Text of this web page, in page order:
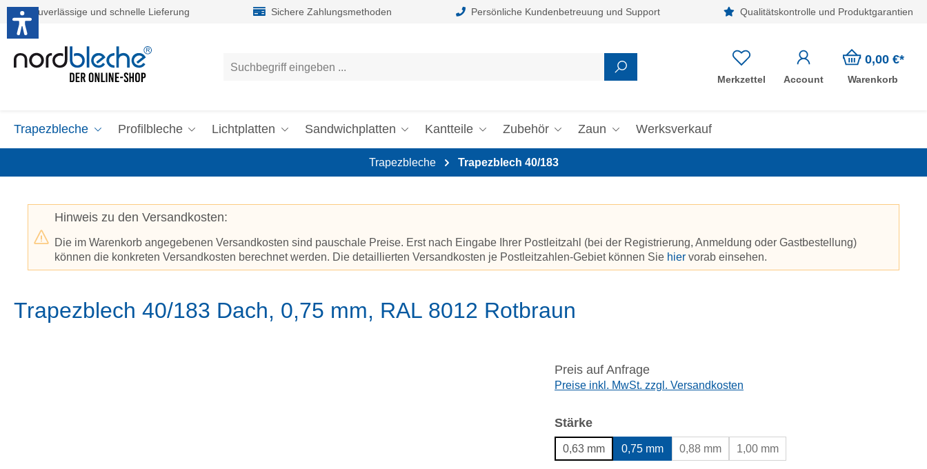
Hauptinhalt springen
Zur Suche springen
Zuverlässige und schnelle Lieferung Sichere Zahlungsmethoden Persönliche Kundenbetreuung und Support Qualitätskontrolle und Produktgarantien
Merkzettel Account
0,00 €*
Warenkorb
Trapezbleche Profilbleche Lichtplatten Sandwichplatten Kantteile Zubehör Zaun Werksverkauf
Trapezbleche Trapezblech 40/183
Hinweis zu den Versandkosten:
Die im Warenkorb angegebenen Versandkosten sind pauschale Preise. Erst nach Eingabe Ihrer Postleitzahl (bei der Registrierung, Anmeldung oder Gastbestellung)
können die konkreten Versandkosten berechnet werden. Die detaillierten Versandkosten je Postleitzahlen-Gebiet können Sie hier vorab einsehen.
Trapezblech 40/183 Dach, 0,75 mm, RAL 8012 Rotbraun
Preis auf Anfrage
Preise inkl. MwSt. zzgl. Versandkosten
Stärkeauswählen
0,63 mm 0,75 mm 0,88 mm 1,00 mm